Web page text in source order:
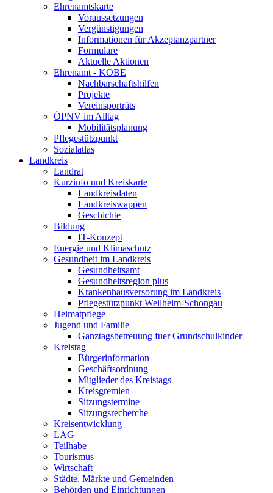
Ehrenamtskarte
Voraussetzungen
Vergünstigungen
Informationen für Akzeptanzpartner
Formulare
Aktuelle Aktionen
Ehrenamt - KOBE
Nachbarschaftshilfen
Projekte
Vereinsporträts
ÖPNV im Alltag
Mobilitätsplanung
Pflegestützpunkt
Sozialatlas
Landkreis
Landrat
Kurzinfo und Kreiskarte
Landkreisdaten
Landkreiswappen
Geschichte
Bildung
IT-Konzept
Energie und Klimaschutz
Gesundheit im Landkreis
Gesundheitsamt
Gesundheitsregion plus
Krankenhausversorung im Landkreis
Pflegestützpunkt Weilheim-Schongau
Heimatpflege
Jugend und Familie
Ganztagsbetreuung fuer Grundschulkinder
Kreistag
Bürgerinformation
Geschäftsordnung
Mitglieder des Kreistags
Kreisgremien
Sitzungstermine
Sitzungsrecherche
Kreisentwicklung
LAG
Teilhabe
Tourismus
Wirtschaft
Städte, Märkte und Gemeinden
Behörden und Einrichtungen